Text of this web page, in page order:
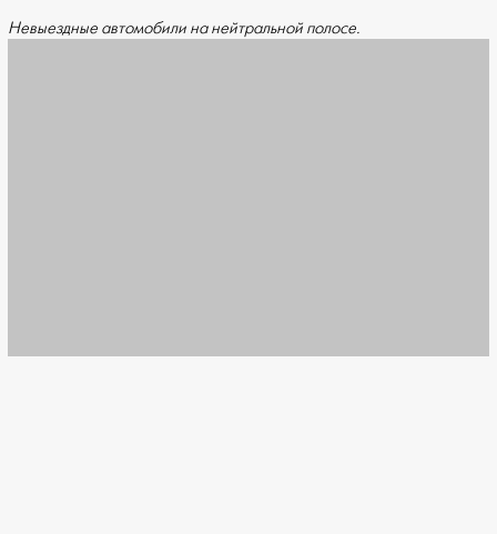
Невыездные автомобили на нейтральной полосе.